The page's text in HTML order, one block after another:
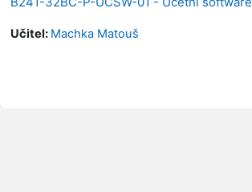
Učitel: Machka Matouš